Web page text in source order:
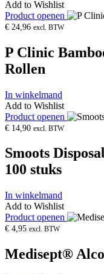
Add to Wishlist
Product openen
€ 24,96 excl. BTW
P Clinic
Rollen
In winkelmand
Add to Wishlist
Product openen
€ 14,90 excl. BTW
Smoots
100 stuks
In winkelmand
Add to Wishlist
Product openen
€ 4,95 excl. BTW
Medisept®